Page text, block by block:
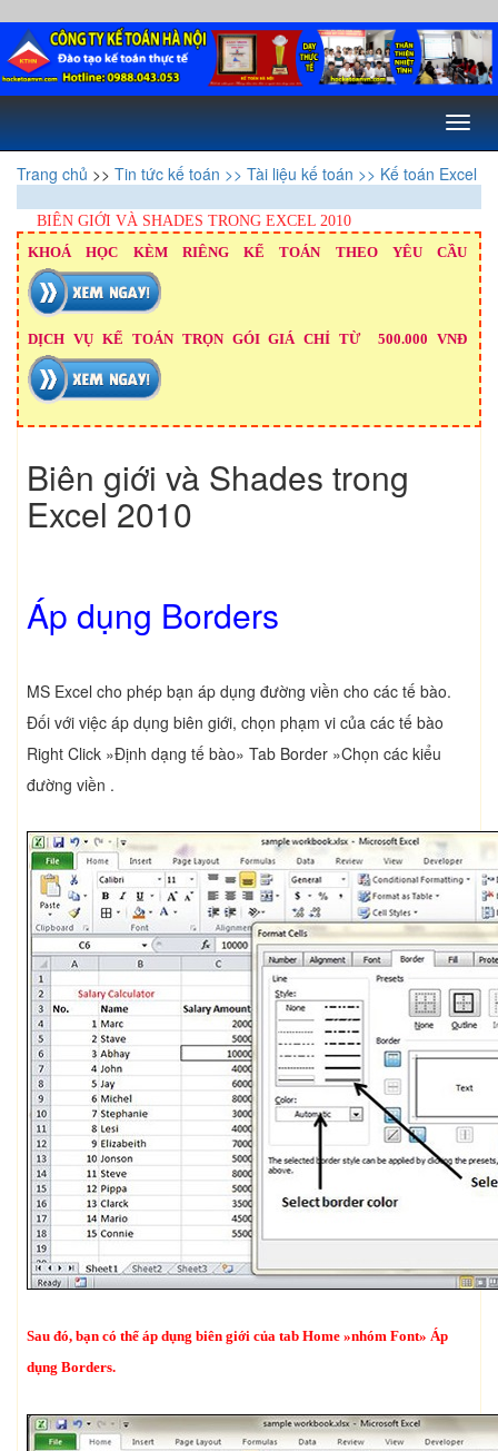
Toggle
Trang chủ >> Tin tức kế toán >> Tài liệu kế toán >> Kế toán Excel
BIÊN GIỚI VÀ SHADES TRONG EXCEL 2010
KHOÁ HỌC KÈM RIÊNG KẾ TOÁN THEO YÊU CẦU
DỊCH VỤ KẾ TOÁN TRỌN GÓI GIÁ CHỈ TỪ 500.000 VNĐ
Biên giới và Shades trong
Excel 2010
Áp dụng Borders
MS Excel cho phép bạn áp dụng đường viền cho các tế bào.
Đối với việc áp dụng biên giới, chọn phạm vi của các tế bào
Right Click »Định dạng tế bào» Tab Border »Chọn các kiểu
đường viền .
Sau đó, bạn có thể áp dụng biên giới của tab Home »nhóm Font» Áp
dụng Borders.